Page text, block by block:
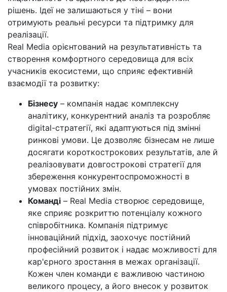
рішень. Ідеї не залишаються у тіні – вони
отримують реальні ресурси та підтримку для
реалізації.
Real Media орієнтований на результативність та
створення комфортного середовища для всіх
учасників екосистеми, що сприяє ефективній
взаємодії та розвитку:
Бізнесу – компанія надає комплексну
аналітику, конкурентний аналіз та розробляє
digital-стратегії, які адаптуються під змінні
ринкові умови. Це дозволяє бізнесам не лише
досягати короткострокових результатів, але й
реалізовувати довгострокові стратегії для
збереження конкурентоспроможності в
умовах постійних змін.
Команді – Real Media створює середовище,
яке сприяє розкриттю потенціалу кожного
співробітника. Компанія підтримує
інноваційний підхід, заохочує постійний
професійний розвиток і надає можливості для
кар'єрного зростання в межах організації.
Кожен член команди є важливою частиною
великого процесу, а його внесок у розвиток